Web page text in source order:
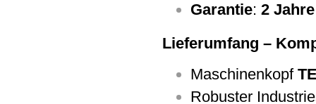
Garantie: 2 Jahre
Lieferumfang –
Maschinenkopf
Robuster